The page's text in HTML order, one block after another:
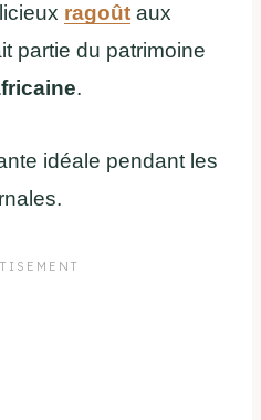
ragoût aux
partie du patrimoine
.
idéale pendant les